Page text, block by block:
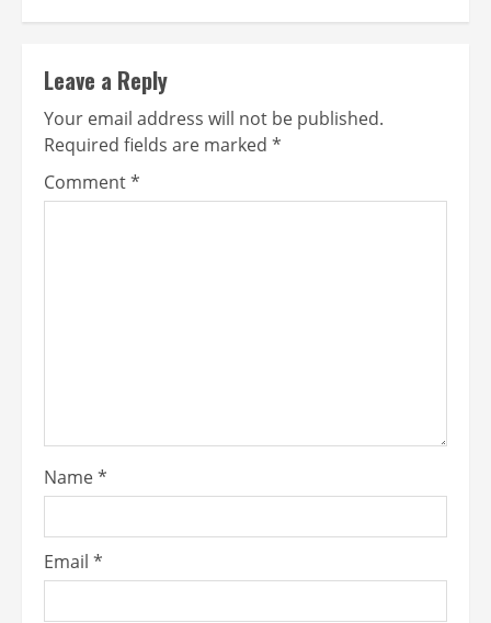
Leave a Reply
Your email address will not be published.
Required fields are marked *
Comment*
Name*
Email *